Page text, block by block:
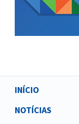
Main
navigation
INÍCIO
NOTÍCIAS